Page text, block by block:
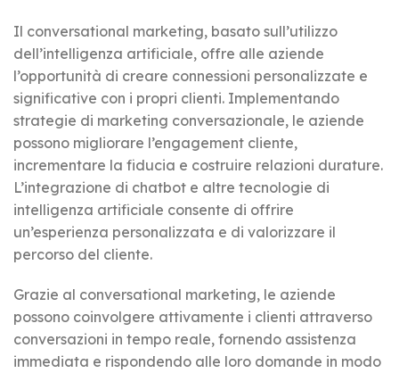
Il conversational marketing, basato sull’utilizzo
dell’intelligenza artificiale, offre alle aziende
l’opportunità di creare connessioni personalizzate e
significative con i propri clienti. Implementando
strategie di marketing conversazionale, le aziende
possono migliorare l’engagement cliente,
incrementare la fiducia e costruire relazioni durature.
L’integrazione di chatbot e altre tecnologie di
intelligenza artificiale consente di offrire
un’esperienza personalizzata e di valorizzare il
percorso del cliente.
Grazie al conversational marketing, le aziende
possono coinvolgere attivamente i clienti attraverso
conversazioni in tempo reale, fornendo assistenza
immediata e rispondendo alle loro domande in modo